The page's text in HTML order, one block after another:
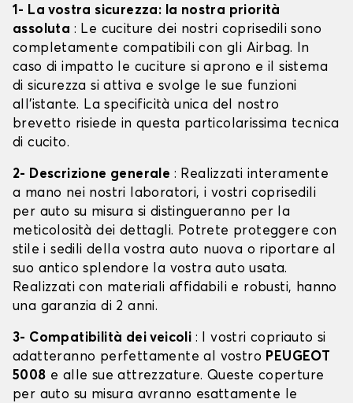
1- La vostra sicurezza: la nostra priorità
assoluta : Le cuciture dei nostri coprisedili sono
completamente compatibili con gli Airbag. In
caso di impatto le cuciture si aprono e il sistema
di sicurezza si attiva e svolge le sue funzioni
all'istante. La specificità unica del nostro
brevetto risiede in questa particolarissima tecnica
di cucito.
2- Descrizione generale : Realizzati interamente
a mano nei nostri laboratori, i vostri coprisedili
per auto su misura si distingueranno per la
meticolosità dei dettagli. Potrete proteggere con
stile i sedili della vostra auto nuova o riportare al
suo antico splendore la vostra auto usata.
Realizzati con materiali affidabili e robusti, hanno
una garanzia di 2 anni.
3- Compatibilità dei veicoli : I vostri copriauto si
adatteranno perfettamente al vostro PEUGEOT
5008 e alle sue attrezzature. Queste coperture
per auto su misura avranno esattamente le